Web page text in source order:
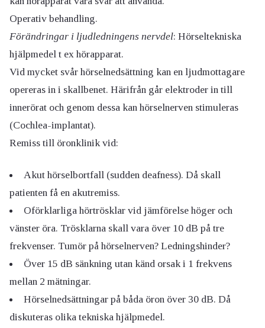
Operativ behandling.
Förändringar i ljudledningens nervdel: Hörseltekniska
hjälpmedel t ex hörapparat.
Vid mycket svår hörselnedsättning kan en ljudmottagare
opereras in i skallbenet. Härifrån går elektroder in till
innerörat och genom dessa kan hörselnerven stimuleras
(Cochlea-implantat).
Remiss till öronklinik vid:
Akut hörselbortfall (sudden deafness). Då skall
patienten få en akutremiss.
Oförklarliga hörtrösklar vid jämförelse höger och
vänster öra. Trösklarna skall vara över 10 dB på tre
frekvenser. Tumör på hörselnerven? Ledningshinder?
Över 15 dB sänkning utan känd orsak i 1 frekvens
mellan 2 mätningar.
Hörselnedsättningar på båda öron över 30 dB. Då
diskuteras olika tekniska hjälpmedel.